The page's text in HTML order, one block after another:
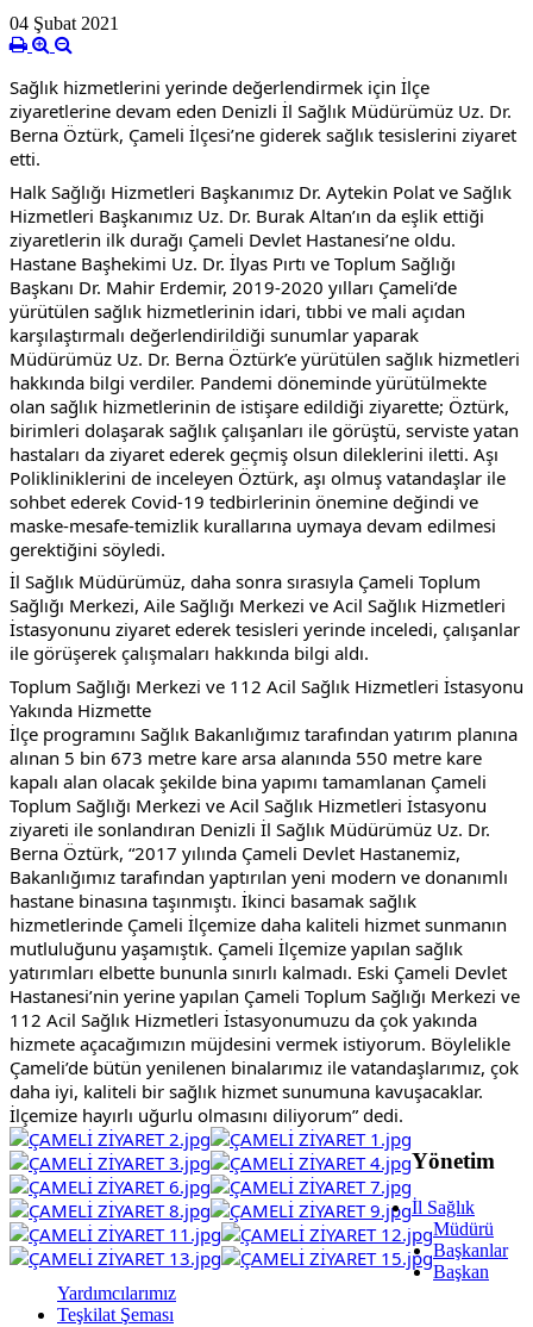
04 Şubat 2021
Sağlık hizmetlerini yerinde değerlendirmek için İlçe
ziyaretlerine devam eden Denizli İl Sağlık Müdürümüz Uz. Dr.
Berna Öztürk, Çameli İlçesi’ne giderek sağlık tesislerini ziyaret
etti.
Halk Sağlığı Hizmetleri Başkanımız Dr. Aytekin Polat ve Sağlık
Hizmetleri Başkanımız Uz. Dr. Burak Altan’ın da eşlik ettiği
ziyaretlerin ilk durağı Çameli Devlet Hastanesi’ne oldu.
Hastane Başhekimi Uz. Dr. İlyas Pırtı ve Toplum Sağlığı
Başkanı Dr. Mahir Erdemir, 2019-2020 yılları Çameli’de
yürütülen sağlık hizmetlerinin idari, tıbbi ve mali açıdan
karşılaştırmalı değerlendirildiği sunumlar yaparak
Müdürümüz Uz. Dr. Berna Öztürk’e yürütülen sağlık hizmetleri
hakkında bilgi verdiler. Pandemi döneminde yürütülmekte
olan sağlık hizmetlerinin de istişare edildiği ziyarette; Öztürk,
birimleri dolaşarak sağlık çalışanları ile görüştü, serviste yatan
hastaları da ziyaret ederek geçmiş olsun dileklerini iletti. Aşı
Polikliniklerini de inceleyen Öztürk, aşı olmuş vatandaşlar ile
sohbet ederek Covid-19 tedbirlerinin önemine değindi ve
maske-mesafe-temizlik kurallarına uymaya devam edilmesi
gerektiğini söyledi.
İl Sağlık Müdürümüz, daha sonra sırasıyla Çameli Toplum
Sağlığı Merkezi, Aile Sağlığı Merkezi ve Acil Sağlık Hizmetleri
İstasyonunu ziyaret ederek tesisleri yerinde inceledi, çalışanlar
ile görüşerek çalışmaları hakkında bilgi aldı.
Toplum Sağlığı Merkezi ve 112 Acil Sağlık Hizmetleri İstasyonu
Yakında Hizmette
İlçe programını Sağlık Bakanlığımız tarafından yatırım planına
alınan 5 bin 673 metre kare arsa alanında 550 metre kare
kapalı alan olacak şekilde bina yapımı tamamlanan Çameli
Toplum Sağlığı Merkezi ve Acil Sağlık Hizmetleri İstasyonu
ziyareti ile sonlandıran Denizli İl Sağlık Müdürümüz Uz. Dr.
Berna Öztürk, “2017 yılında Çameli Devlet Hastanemiz,
Bakanlığımız tarafından yaptırılan yeni modern ve donanımlı
hastane binasına taşınmıştı. İkinci basamak sağlık
hizmetlerinde Çameli İlçemize daha kaliteli hizmet sunmanın
mutluluğunu yaşamıştık. Çameli İlçemize yapılan sağlık
yatırımları elbette bununla sınırlı kalmadı. Eski Çameli Devlet
Hastanesi’nin yerine yapılan Çameli Toplum Sağlığı Merkezi ve
112 Acil Sağlık Hizmetleri İstasyonumuzu da çok yakında
hizmete açacağımızın müjdesini vermek istiyorum. Böylelikle
Çameli’de bütün yenilenen binalarımız ile vatandaşlarımız, çok
daha iyi, kaliteli bir sağlık hizmet sunumuna kavuşacaklar.
İlçemize hayırlı uğurlu olmasını diliyorum” dedi.
Yönetim
İl Sağlık
Müdürü
Başkanlar
Başkan
Yardımcılarımız
Teşkilat Şeması